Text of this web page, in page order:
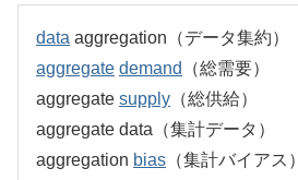
data aggregation（データ集約）
aggregate demand
（総需要）
aggregate supply （総供給）
aggregate data（集計データ）
aggregation bias （集計バイアス）